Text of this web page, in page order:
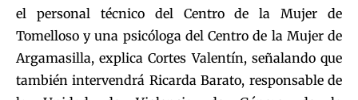
el personal técnico del Centro de la Mujer de
Tomelloso y una psicóloga del Centro de la Mujer de
Argamasilla, explica Cortes Valentín, señalando que
también intervendrá Ricarda Barato, responsable de